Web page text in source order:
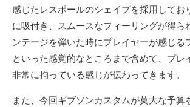
感じたレスポールのシェイプを採用してお
に吸付き、スムースなフィーリングが得ら
ンテージを弾いた時にプレイヤーが感じる
といった感覚的なところまで含めて、プレ
非常に拘っている感じが伝わってきます。
また、今回ギブソンカスタムが莫大な予算